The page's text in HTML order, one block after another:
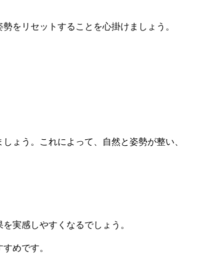
をリセットすることを心掛けましょう。
ょう。これによって、自然と姿勢が整い、
実感しやすくなるでしょう。
めです。